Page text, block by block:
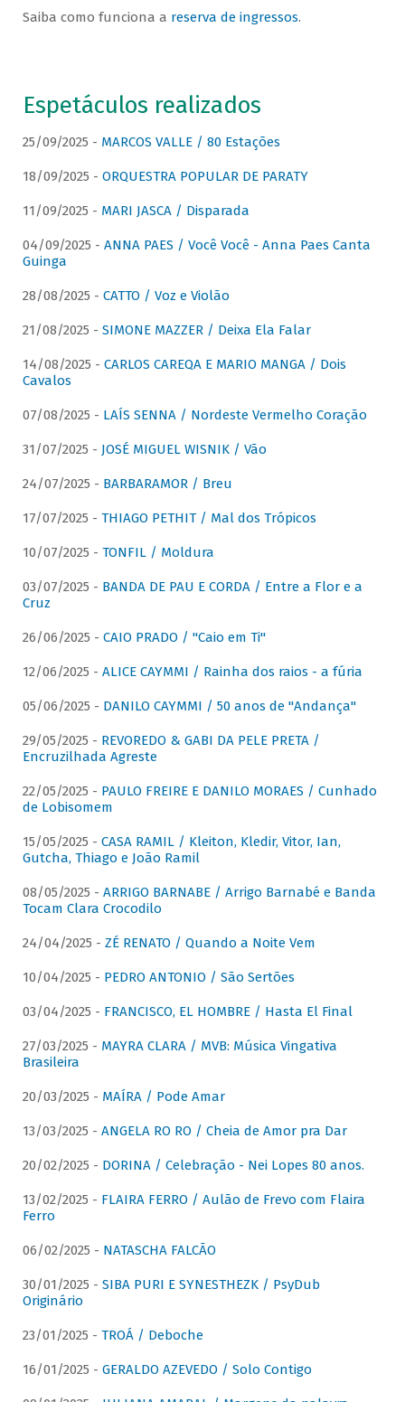
Saiba como funciona a reserva de ingressos.
Espetáculos realizados
25/09/2025 - MARCOS VALLE / 80 Estações
18/09/2025 - ORQUESTRA POPULAR DE PARATY
11/09/2025 - MARI JASCA / Disparada
04/09/2025 - ANNA PAES / Você Você - Anna Paes Canta
Guinga
28/08/2025 - CATTO / Voz e Violão
21/08/2025 - SIMONE MAZZER / Deixa Ela Falar
14/08/2025 - CARLOS CAREQA E MARIO MANGA / Dois
Cavalos
07/08/2025 - LAÍS SENNA / Nordeste Vermelho Coração
31/07/2025 - JOSÉ MIGUEL WISNIK / Vão
24/07/2025 - BARBARAMOR / Breu
17/07/2025 - THIAGO PETHIT / Mal dos Trópicos
10/07/2025 - TONFIL / Moldura
03/07/2025 - BANDA DE PAU E CORDA / Entre a Flor e a
Cruz
26/06/2025 - CAIO PRADO / "Caio em Ti"
12/06/2025 - ALICE CAYMMI / Rainha dos raios - a fúria
05/06/2025 - DANILO CAYMMI / 50 anos de "Andança"
29/05/2025 - REVOREDO & GABI DA PELE PRETA /
Encruzilhada Agreste
22/05/2025 - PAULO FREIRE E DANILO MORAES / Cunhado
de Lobisomem
15/05/2025 - CASA RAMIL / Kleiton, Kledir, Vitor, Ian,
Gutcha, Thiago e João Ramil
08/05/2025 - ARRIGO BARNABE / Arrigo Barnabé e Banda
Tocam Clara Crocodilo
24/04/2025 - ZÉ RENATO / Quando a Noite Vem
10/04/2025 - PEDRO ANTONIO / São Sertões
03/04/2025 - FRANCISCO, EL HOMBRE / Hasta El Final
27/03/2025 - MAYRA CLARA / MVB: Música Vingativa
Brasileira
20/03/2025 - MAÍRA / Pode Amar
13/03/2025 - ANGELA RO RO / Cheia de Amor pra Dar
20/02/2025 - DORINA / Celebração - Nei Lopes 80 anos.
13/02/2025 - FLAIRA FERRO / Aulão de Frevo com Flaira
Ferro
06/02/2025 - NATASCHA FALCÃO
30/01/2025 - SIBA PURI E SYNESTHEZK / PsyDub
Originário
23/01/2025 - TROÁ / Deboche
16/01/2025 - GERALDO AZEVEDO / Solo Contigo